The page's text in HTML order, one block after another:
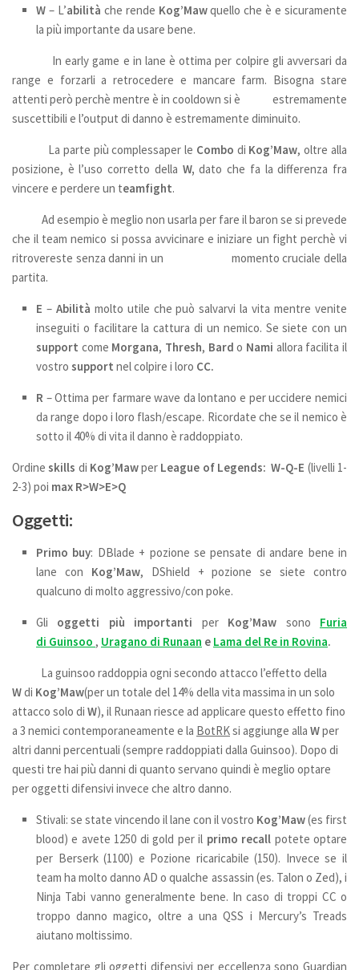
W – L’abilità che rende Kog’Mawquello che è e sicuramente
la più importante da usare bene.
In early game e in lane è ottima per colpire gli avversari da
range e forzarli a retrocedere e mancare farm. Bisogna stare
attenti però perchè mentre è in cooldown si è estremamente
suscettibili e l’output di danno è estremamente diminuito.
La parte più complessaper le Combo di Kog’Maw, oltre alla
posizione, è l’uso corretto della W, dato che fa la differenza fra
vincere e perdere un teamfight.
Ad esempio è meglio non usarla per fare il baron se si prevede
che il team nemico si possa avvicinare e iniziare un fight perchè vi
ritrovereste senza danni in un momento cruciale della
partita.
E – Abilità molto utile che può salvarvi la vita mentre venite
inseguiti o facilitare la cattura di un nemico. Se siete con un
support come Morgana, Thresh, Bard o Nami allora facilita il
vostro support nel colpire i loro CC.
R – Ottima per farmare wave da lontano e per uccidere nemici
da range dopo i loro flash/escape. Ricordate che se il nemico è
sotto il 40% di vita il danno è raddoppiato.
Ordineskills di Kog’Mawper League of Legends: W-Q-E (livelli 1-
2-3) poi max R>W>E>Q
Oggetti:
Primo buy: DBlade + pozione se pensate di andare bene in
lane con Kog’Maw, DShield + pozione se siete contro
qualcuno di molto aggressivo/con poke.
Gli oggetti più importanti per Kog’Maw sono Furia
di Guinsoo , Uragano di Runaan e Lama del Re in Rovina.
La guinsoo raddoppia ogni secondo attacco l’effetto della
Wdi Kog’Maw(per un totale del 14% della vita massima in un solo
attacco solo di W), il Runaan riesce ad applicare questo effetto fino
a 3 nemici contemporaneamente e la BotRKsi aggiunge alla Wper
altri danni percentuali (sempre raddoppiati dalla Guinsoo). Dopo di
questi tre hai più danni di quanto servano quindi è meglio optare
per oggetti difensivi invece che altro danno.
Stivali: se state vincendo il lane con il vostro Kog’Maw(es first
blood) e avete 1250 di gold per il primo recall potete optare
per Berserk (1100) e Pozione ricaricabile (150). Invece se il
team ha molto danno AD o qualche assassin (es. Talon o Zed), i
Ninja Tabi vanno generalmente bene. In caso di troppi CC o
troppo danno magico, oltre a una QSS i Mercury’s Treads
aiutano moltissimo.
Per completare gli oggetti difensivi per eccellenza sono Guardian